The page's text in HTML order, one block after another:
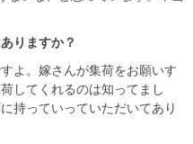
りますか？
よ。嫁さんが集荷をお願いす
してくれるのは知ってまし
持っていっていただいてあり